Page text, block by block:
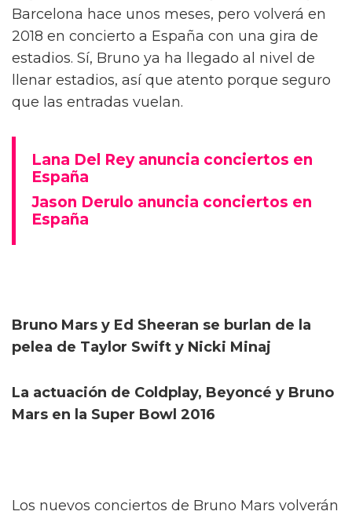
Barcelona hace unos meses, pero volverá en
2018 en concierto a España con una gira de
estadios. Sí, Bruno ya ha llegado al nivel de
llenar estadios, así que atento porque seguro
que las entradas vuelan.
Lana Del Rey anuncia conciertos en
España
Jason Derulo anuncia conciertos en
España
Bruno Mars y Ed Sheeran se burlan de la
pelea de Taylor Swift y Nicki Minaj
La actuación de Coldplay, Beyoncé y Bruno
Mars en la Super Bowl 2016
Los nuevos conciertos de Bruno Mars volverán